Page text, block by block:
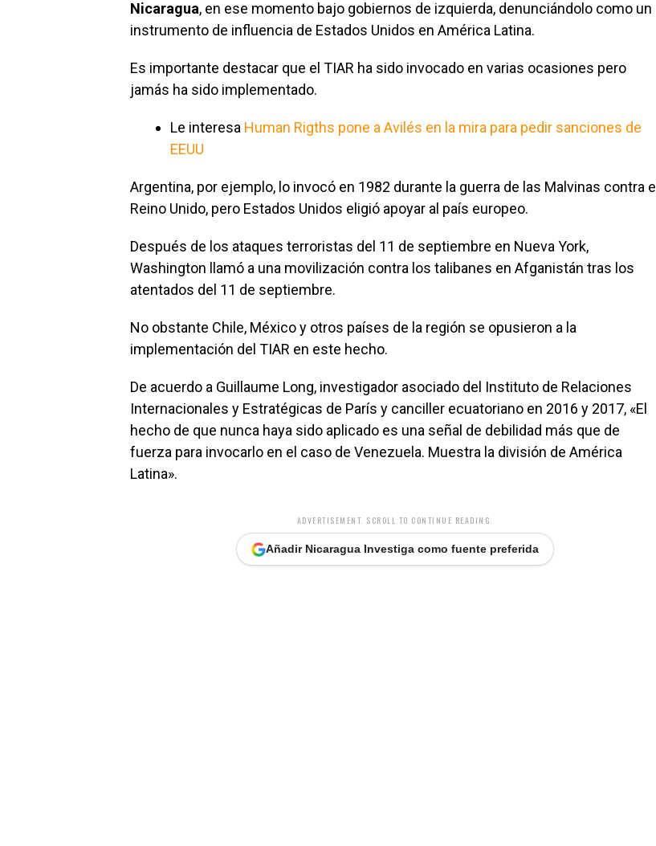
Nicaragua, en ese momento bajo gobiernos de izquierda, denunciándolo como un
instrumento de influencia de Estados Unidos en América Latina.
Es importante destacar que el TIAR ha sido invocado en varias ocasiones pero
jamás ha sido implementado.
Le interesa Human Rigths pone a Avilés en la mira para pedir sanciones de
EEUU
Argentina, por ejemplo, lo invocó en 1982 durante la guerra de las Malvinas contra el
Reino Unido, pero Estados Unidos eligió apoyar al país europeo.
Después de los ataques terroristas del 11 de septiembre en Nueva York,
Washington llamó a una movilización contra los talibanes en Afganistán tras los
atentados del 11 de septiembre.
No obstante Chile, México y otros países de la región se opusieron a la
implementación del TIAR en este hecho.
De acuerdo a Guillaume Long, investigador asociado del Instituto de Relaciones
Internacionales y Estratégicas de París y canciller ecuatoriano en 2016 y 2017, «El
hecho de que nunca haya sido aplicado es una señal de debilidad más que de
fuerza para invocarlo en el caso de Venezuela. Muestra la división de América
Latina».
ADVERTISEMENT. SCROLL TO CONTINUE READING.
Añadir Nicaragua Investiga como fuente preferida